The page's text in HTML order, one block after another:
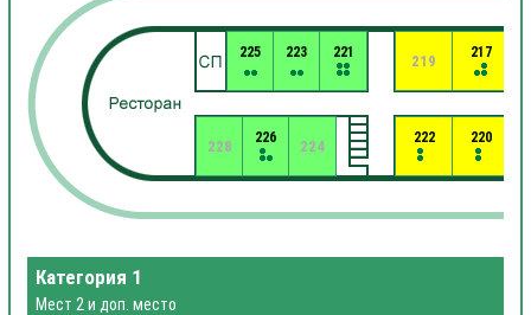
217
219
220
221
222
223
224
225
226
228
Категория 1
Мест 2 и доп. место